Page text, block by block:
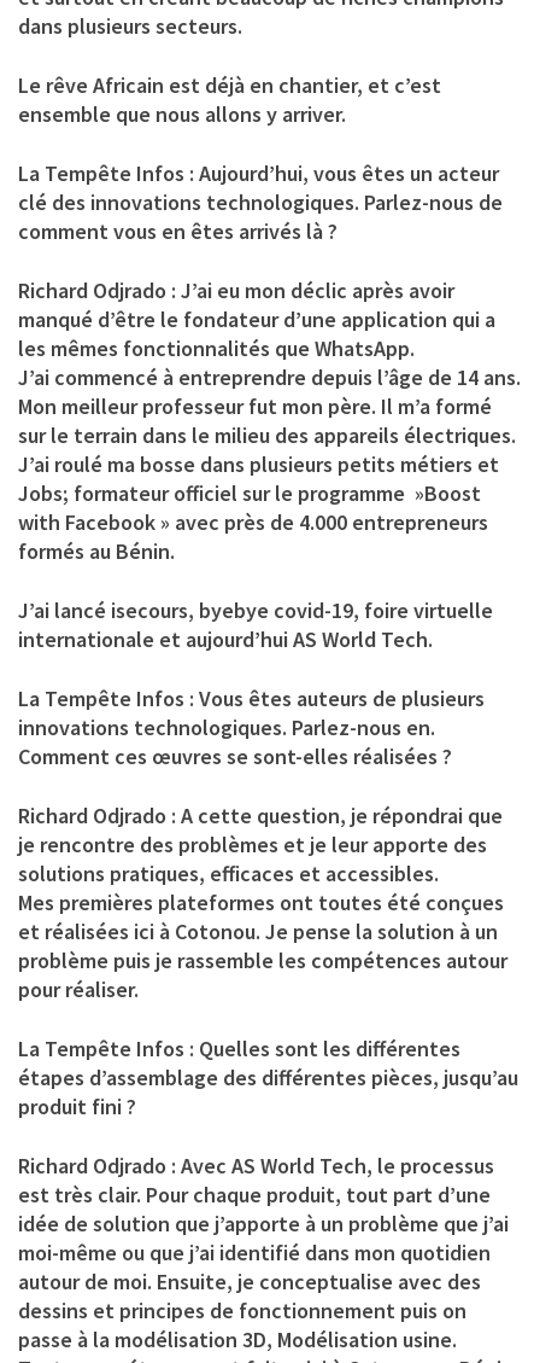
dans plusieurs secteurs.
Le rêve Africain est déjà en chantier, et c’est
ensemble que nous allons y arriver.
La Tempête Infos : Aujourd’hui, vous êtes un acteur
clé des innovations technologiques. Parlez-nous de
comment vous en êtes arrivés là ?
Richard Odjrado : J’ai eu mon déclic après avoir
manqué d’être le fondateur d’une application qui a
les mêmes fonctionnalités que WhatsApp.
J’ai commencé à entreprendre depuis l’âge de 14 ans.
Mon meilleur professeur fut mon père. Il m’a formé
sur le terrain dans le milieu des appareils électriques.
J’ai roulé ma bosse dans plusieurs petits métiers et
Jobs; formateur officiel sur le programme »Boost
with Facebook » avec près de 4.000 entrepreneurs
formés au Bénin.
J’ai lancé isecours, byebye covid-19, foire virtuelle
internationale et aujourd’hui AS World Tech.
La Tempête Infos : Vous êtes auteurs de plusieurs
innovations technologiques. Parlez-nous en.
Comment ces œuvres se sont-elles réalisées ?
Richard Odjrado : A cette question, je répondrai que
je rencontre des problèmes et je leur apporte des
solutions pratiques, efficaces et accessibles.
Mes premières plateformes ont toutes été conçues
et réalisées ici à Cotonou. Je pense la solution à un
problème puis je rassemble les compétences autour
pour réaliser.
La Tempête Infos : Quelles sont les différentes
étapes d’assemblage des différentes pièces, jusqu’au
produit fini ?
Richard Odjrado : Avec AS World Tech, le processus
est très clair. Pour chaque produit, tout part d’une
idée de solution que j’apporte à un problème que j’ai
moi-même ou que j’ai identifié dans mon quotidien
autour de moi. Ensuite, je conceptualise avec des
dessins et principes de fonctionnement puis on
passe à la modélisation 3D, Modélisation usine.